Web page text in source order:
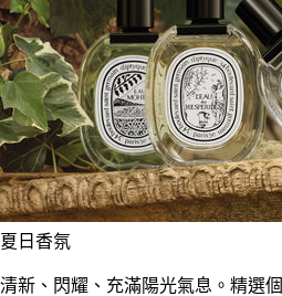
夏日香氛
清新、閃耀、充滿陽光氣息。精選